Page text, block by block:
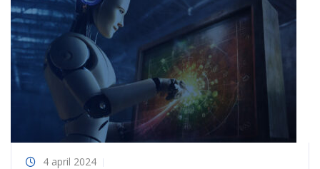
4 april 2024